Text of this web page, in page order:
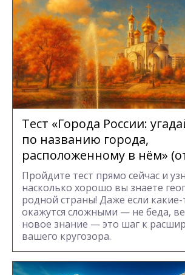
Тест «Города России:
по названию города,
расположенному в нём»
Пройдите тест прямо сейчас и
насколько хорошо вы знаете
родной страны! Даже если
окажутся сложными — не беда,
новое знание — это шаг к
вашего кругозора.